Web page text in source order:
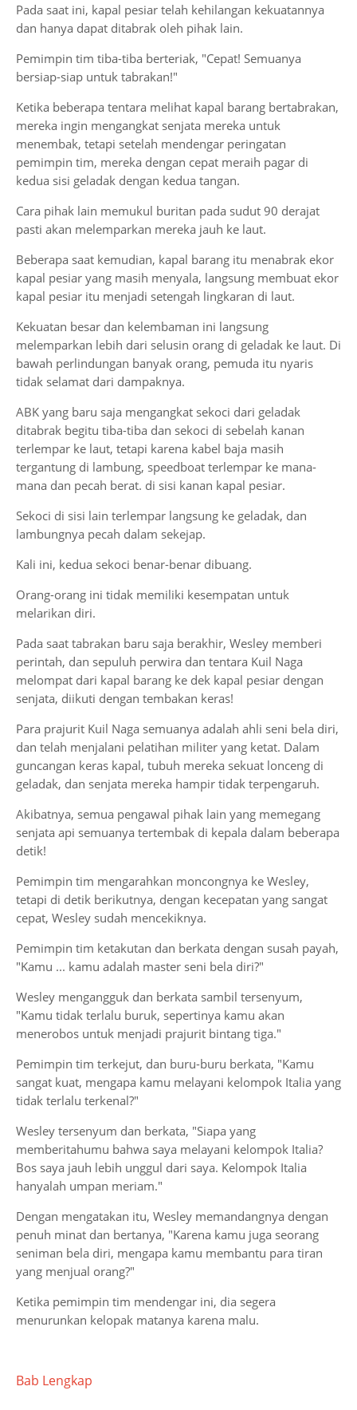
Pada saat ini, kapal pesiar telah kehilangan kekuatannya
dan hanya dapat ditabrak oleh pihak lain.
Pemimpin tim tiba-tiba berteriak, "Cepat! Semuanya
bersiap-siap untuk tabrakan!"
Ketika beberapa tentara melihat kapal barang bertabrakan,
mereka ingin mengangkat senjata mereka untuk
menembak, tetapi setelah mendengar peringatan
pemimpin tim, mereka dengan cepat meraih pagar di
kedua sisi geladak dengan kedua tangan.
Cara pihak lain memukul buritan pada sudut 90 derajat
pasti akan melemparkan mereka jauh ke laut.
Beberapa saat kemudian, kapal barang itu menabrak ekor
kapal pesiar yang masih menyala, langsung membuat ekor
kapal pesiar itu menjadi setengah lingkaran di laut.
Kekuatan besar dan kelembaman ini langsung
melemparkan lebih dari selusin orang di geladak ke laut. Di
bawah perlindungan banyak orang, pemuda itu nyaris
tidak selamat dari dampaknya.
ABK yang baru saja mengangkat sekoci dari geladak
ditabrak begitu tiba-tiba dan sekoci di sebelah kanan
terlempar ke laut, tetapi karena kabel baja masih
tergantung di lambung, speedboat terlempar ke mana-
mana dan pecah berat. di sisi kanan kapal pesiar.
Sekoci di sisi lain terlempar langsung ke geladak, dan
lambungnya pecah dalam sekejap.
Kali ini, kedua sekoci benar-benar dibuang.
Orang-orang ini tidak memiliki kesempatan untuk
melarikan diri.
Pada saat tabrakan baru saja berakhir, Wesley memberi
perintah, dan sepuluh perwira dan tentara Kuil Naga
melompat dari kapal barang ke dek kapal pesiar dengan
senjata, diikuti dengan tembakan keras!
Para prajurit Kuil Naga semuanya adalah ahli seni bela diri,
dan telah menjalani pelatihan militer yang ketat. Dalam
guncangan keras kapal, tubuh mereka sekuat lonceng di
geladak, dan senjata mereka hampir tidak terpengaruh.
Akibatnya, semua pengawal pihak lain yang memegang
senjata api semuanya tertembak di kepala dalam beberapa
detik!
Pemimpin tim mengarahkan moncongnya ke Wesley,
tetapi di detik berikutnya, dengan kecepatan yang sangat
cepat, Wesley sudah mencekiknya.
Pemimpin tim ketakutan dan berkata dengan susah payah,
"Kamu ... kamu adalah master seni bela diri?"
Wesley mengangguk dan berkata sambil tersenyum,
"Kamu tidak terlalu buruk, sepertinya kamu akan
menerobos untuk menjadi prajurit bintang tiga."
Pemimpin tim terkejut, dan buru-buru berkata, "Kamu
sangat kuat, mengapa kamu melayani kelompok Italia yang
tidak terlalu terkenal?"
Wesley tersenyum dan berkata, "Siapa yang
memberitahumu bahwa saya melayani kelompok Italia?
Bos saya jauh lebih unggul dari saya. Kelompok Italia
hanyalah umpan meriam."
Dengan mengatakan itu, Wesley memandangnya dengan
penuh minat dan bertanya, "Karena kamu juga seorang
seniman bela diri, mengapa kamu membantu para tiran
yang menjual orang?"
Ketika pemimpin tim mendengar ini, dia segera
menurunkan kelopak matanya karena malu.
Bab Lengkap